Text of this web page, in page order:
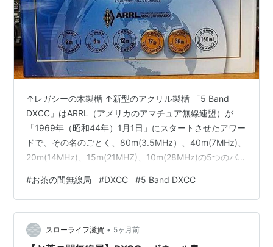
↑レガシーの木製楯 ↑新型のアクリル製楯 「5 Band
DXCC」はARRL（アメリカのアマチュア無線連盟）が
「1969年（昭和44年）1月1日」にスタートさせたアワー
ドで、その名のごとく、80m(3.5MHz）、40m(7MHz)、
20m(14MHz)、15m(21MHZ)、10m(28MHz)の5つのバン
ド又はLoTWのクレジットを獲得することが条件で、技術
的及び運用的な難易度が高いアワードとして知られてい
る。5BDXCCの発効以来、2025年3月時点で、発行番号
は10652番となっており、毎年200人くらいの世界のハ
ムが受賞してい…
#お茶の間無線局 #DXCC #5 Band DXCC
スローライフ滋賀 • 5ヶ月前